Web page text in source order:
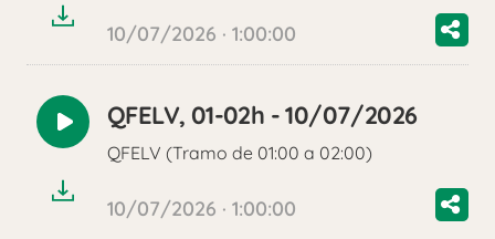
10/07/2026 · 1:00:00
Reproducir
audio
QFELV, 01-02h - 10/07/2026
QFELV (Tramo de 01:00 a 02:00)
10/07/2026 · 1:00:00